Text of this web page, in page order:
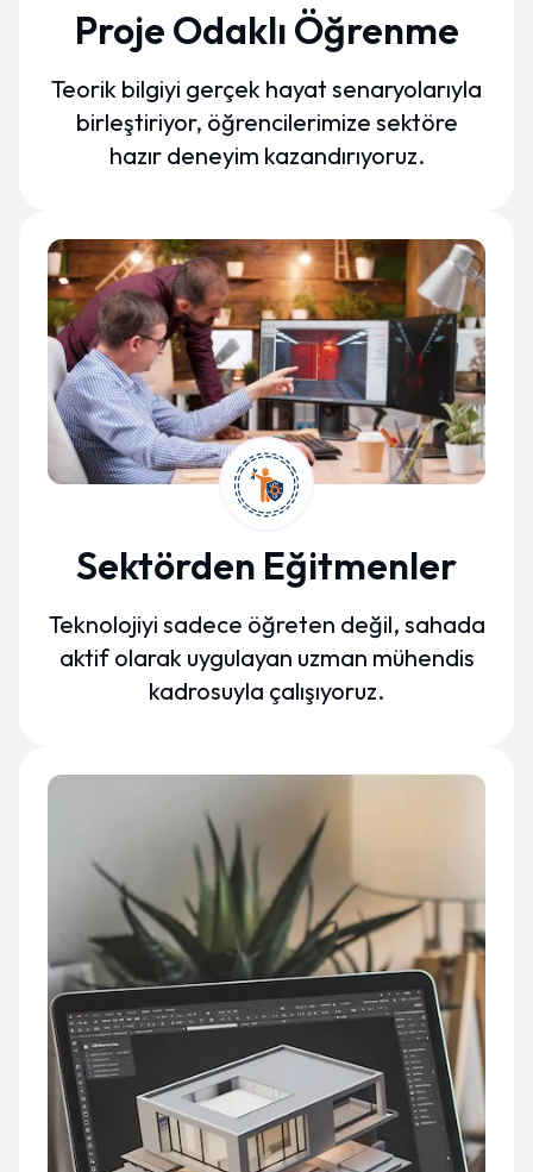
Proje Odaklı Öğrenme
Teorik bilgiyi gerçek hayat senaryolarıyla
birleştiriyor, öğrencilerimize sektöre
hazır deneyim kazandırıyoruz.
Sektörden Eğitmenler
Teknolojiyi sadece öğreten değil, sahada
aktif olarak uygulayan uzman mühendis
kadrosuyla çalışıyoruz.